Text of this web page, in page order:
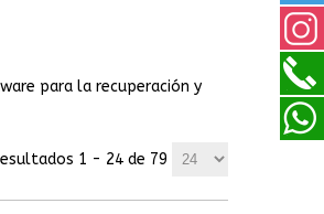
para la recuperación y
1 - 24 de 79